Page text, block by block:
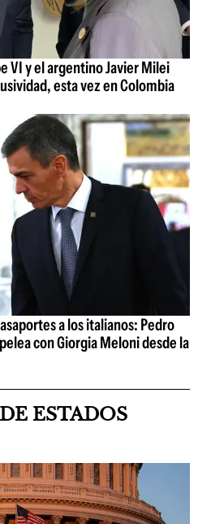
VI y el argentino Javier Milei
esta vez en Colombia
a los italianos: Pedro
con Giorgia Meloni desde la
ESTADOS